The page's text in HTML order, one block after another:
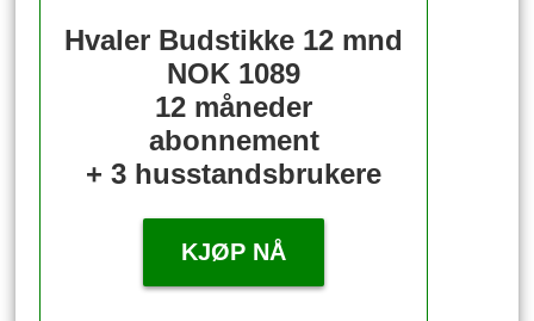
Hvaler Budstikke 12 mnd
NOK 1089
12 måneder
abonnement
+ 3 husstandsbrukere
KJØP NÅ